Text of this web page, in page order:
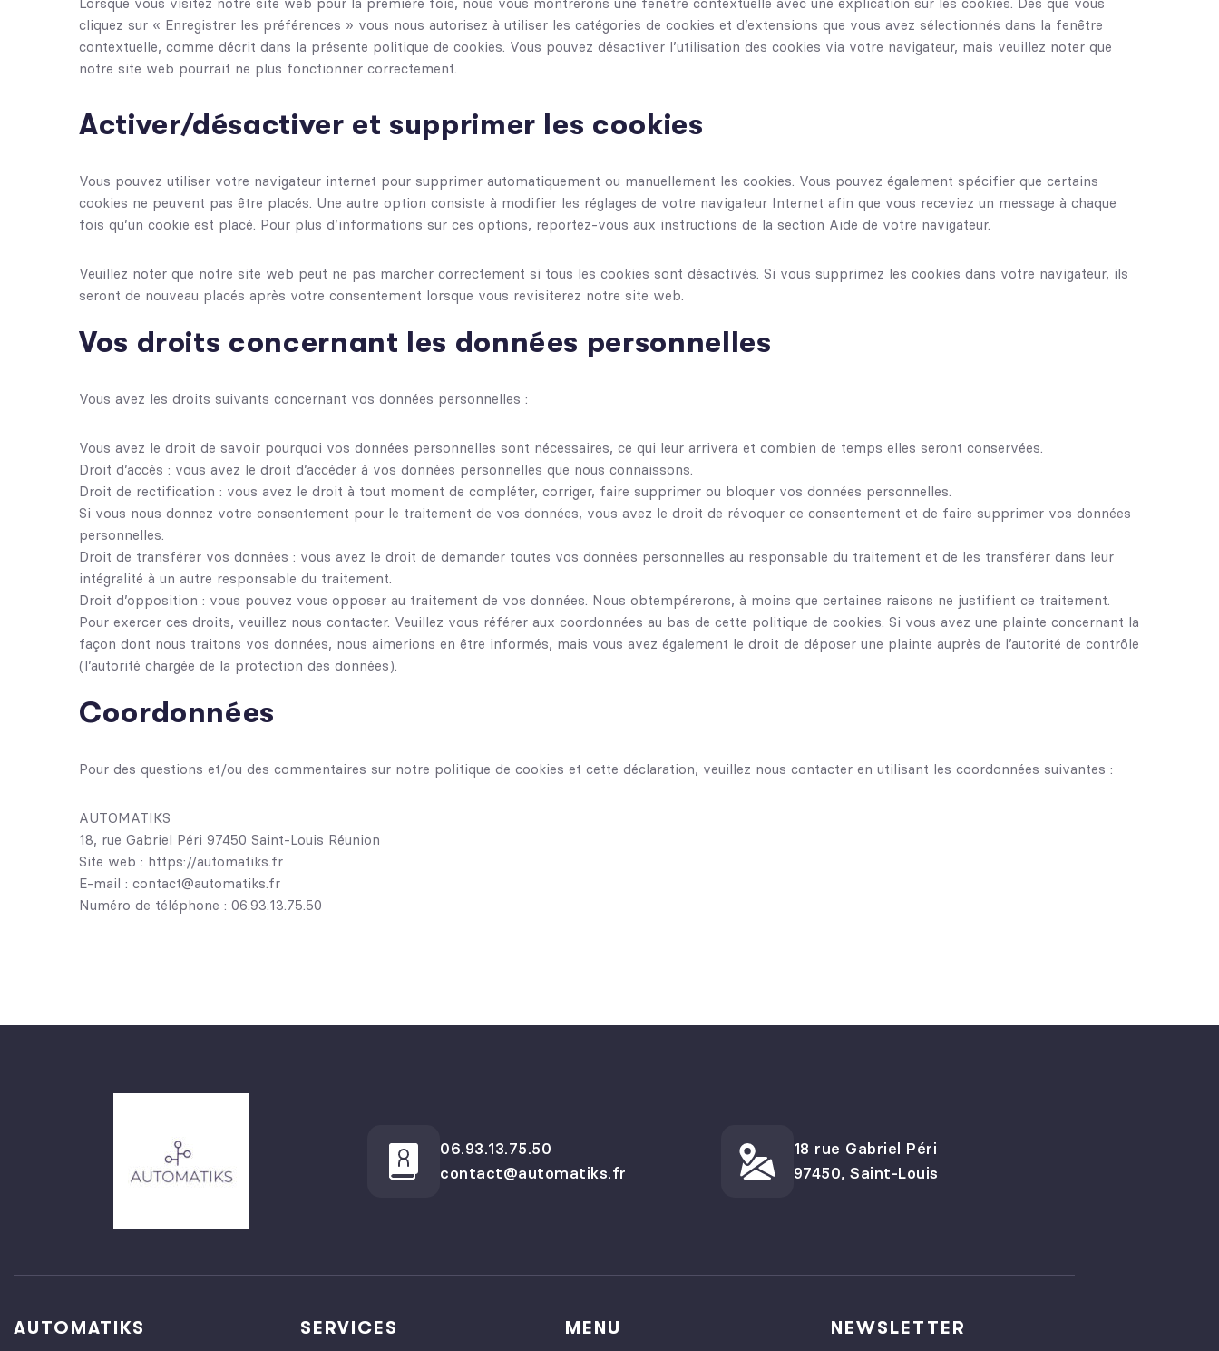
cliquez sur « Enregistrer les préférences » vous nous autorisez à utiliser les catégories de cookies et d’extensions que vous avez sélectionnés dans la fenêtre
contextuelle, comme décrit dans la présente politique de cookies. Vous pouvez désactiver l’utilisation des cookies via votre navigateur, mais veuillez noter que
notre site web pourrait ne plus fonctionner correctement.
Activer/désactiver et supprimer les cookies
Vous pouvez utiliser votre navigateur internet pour supprimer automatiquement ou manuellement les cookies. Vous pouvez également spécifier que certains
cookies ne peuvent pas être placés. Une autre option consiste à modifier les réglages de votre navigateur Internet afin que vous receviez un message à chaque
fois qu’un cookie est placé. Pour plus d’informations sur ces options, reportez-vous aux instructions de la section Aide de votre navigateur.
Veuillez noter que notre site web peut ne pas marcher correctement si tous les cookies sont désactivés. Si vous supprimez les cookies dans votre navigateur, ils
seront de nouveau placés après votre consentement lorsque vous revisiterez notre site web.
Vos droits concernant les données personnelles
Vous avez les droits suivants concernant vos données personnelles :
Vous avez le droit de savoir pourquoi vos données personnelles sont nécessaires, ce qui leur arrivera et combien de temps elles seront conservées.
Droit d’accès : vous avez le droit d’accéder à vos données personnelles que nous connaissons.
Droit de rectification : vous avez le droit à tout moment de compléter, corriger, faire supprimer ou bloquer vos données personnelles.
Si vous nous donnez votre consentement pour le traitement de vos données, vous avez le droit de révoquer ce consentement et de faire supprimer vos données
personnelles.
Droit de transférer vos données : vous avez le droit de demander toutes vos données personnelles au responsable du traitement et de les transférer dans leur
intégralité à un autre responsable du traitement.
Droit d’opposition : vous pouvez vous opposer au traitement de vos données. Nous obtempérerons, à moins que certaines raisons ne justifient ce traitement.
Pour exercer ces droits, veuillez nous contacter. Veuillez vous référer aux coordonnées au bas de cette politique de cookies. Si vous avez une plainte concernant la
façon dont nous traitons vos données, nous aimerions en être informés, mais vous avez également le droit de déposer une plainte auprès de l’autorité de contrôle
(l’autorité chargée de la protection des données).
Coordonnées
Pour des questions et/ou des commentaires sur notre politique de cookies et cette déclaration, veuillez nous contacter en utilisant les coordonnées suivantes :
AUTOMATIKS
18, rue Gabriel Péri 97450 Saint-Louis Réunion
Site web : https://automatiks.fr
E-mail : contact@automatiks.fr
Numéro de téléphone : 06.93.13.75.50
06.93.13.75.50
contact@automatiks.fr
18 rue Gabriel Péri
97450, Saint-Louis
AUTOMATIKS SERVICES MENU NEWSLETTER